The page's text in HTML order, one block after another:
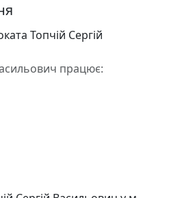
Топчій Сергій
працює: